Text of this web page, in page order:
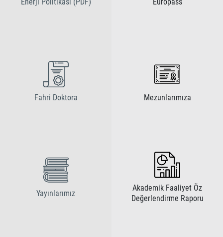
Fahri Doktora Mezunlarımıza
Yayınlarımız
Akademik Faaliyet Öz
Değerlendirme Raporu